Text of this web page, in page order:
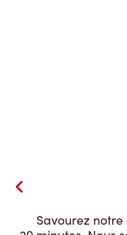
Savourez